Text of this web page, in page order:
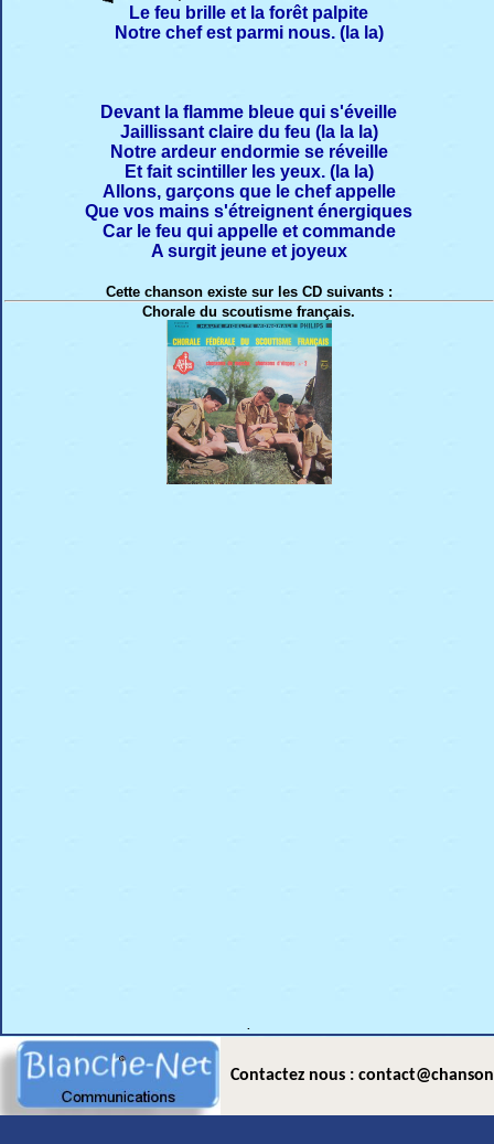
Le feu brille et la forêt palpite
Notre chef est parmi nous. (la la)
Devant la flamme bleue qui s'éveille
Jaillissant claire du feu (la la la)
Notre ardeur endormie se réveille
Et fait scintiller les yeux. (la la)
Allons, garçons que le chef appelle
Que vos mains s'étreignent énergiques
Car le feu qui appelle et commande
A surgit jeune et joyeux
Cette chanson existe sur les CD suivants :
Chorale du scoutisme français.
Contactez nous :